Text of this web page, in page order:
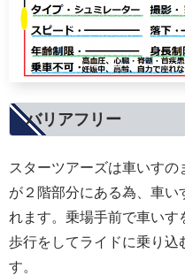
バリアフリー
スターツアーズは車いす
が２階部分にある為、車い
れます。乗場手前で車いす
歩行をしてライドに乗り
す。